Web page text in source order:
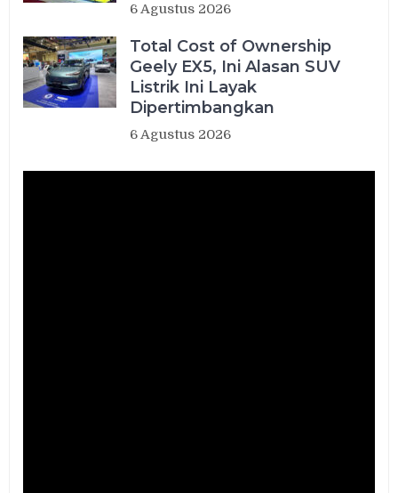
6 Agustus 2026
Total Cost of Ownership
Geely EX5, Ini Alasan SUV
Listrik Ini Layak
Dipertimbangkan
6 Agustus 2026